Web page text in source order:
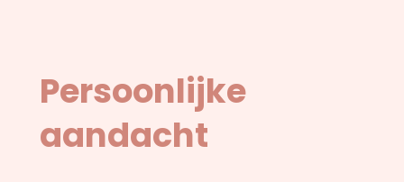
Persoonlijke
aandacht